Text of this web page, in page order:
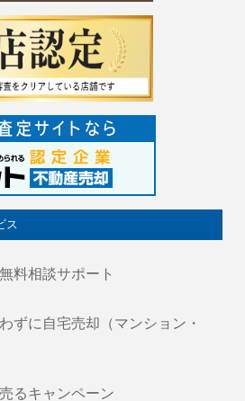
ス
料相談サポート
ずに自宅売却（マンション・
るキャンペーン